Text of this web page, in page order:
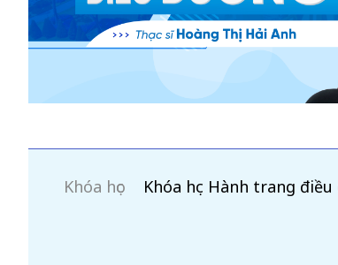
Khóa học Khóa học Hành trang